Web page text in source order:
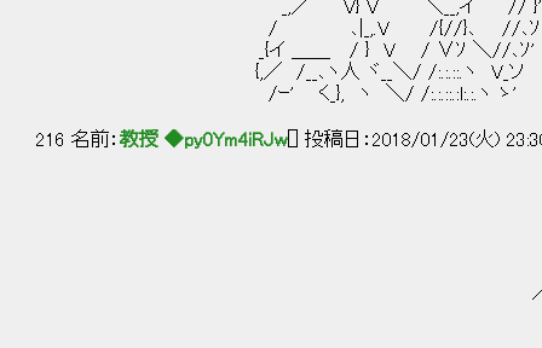
_,／ V} V ＼__,イ // }'
/ ､|_,.V /{//}､ //､ｿ Y
_{イ ＿＿ / } V / ∨ｿ ＼//､ｿ' ∨ /r
{,／ /__､ヽ人 ヾ__＼/ /:.:.::.ヽ V_ソ 人
/ｰ' く_}, ヽ ＼/ /:.:.::.:l:.:.ヽ ゝ' /
216 名前： 教授 ◆py0Ym4iRJw[] 投稿日：2018/01/23(火)
／